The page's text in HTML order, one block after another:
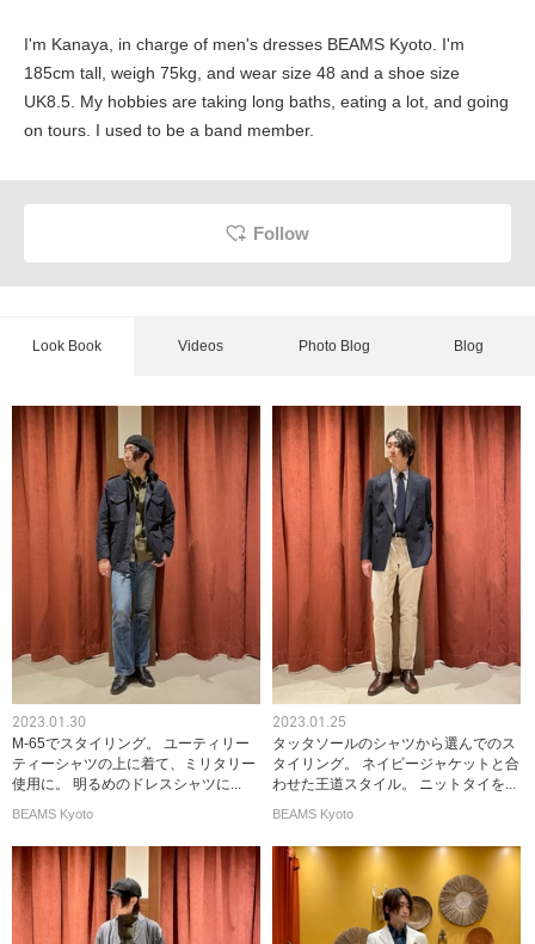
I'm Kanaya, in charge of men's dresses BEAMS Kyoto. I'm
185cm tall, weigh 75kg, and wear size 48 and a shoe size
UK8.5. My hobbies are taking long baths, eating a lot, and going
on tours. I used to be a band member.
Follow
Look Book Videos Photo Blog Blog
2023.01.30
M-65でスタイリング。 ユーティリー
ティーシャツの上に着て、ミリタリー
使用に。 明るめのドレスシャツに...
BEAMS Kyoto
2023.01.25
タッタソールのシャツから選んでのス
タイリング。 ネイビージャケットと合
わせた王道スタイル。 ニットタイを...
BEAMS Kyoto